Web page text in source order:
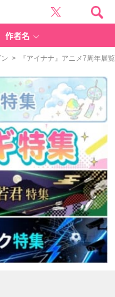
作者名
> 『アイナナ』アニメ7周年展